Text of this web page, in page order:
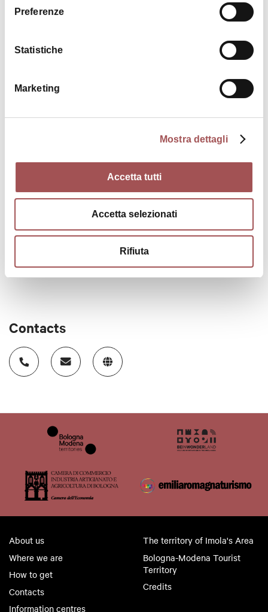
Preferenze
Statistiche
Marketing
Mostra dettagli
Accetta tutti
Accetta selezionati
Rifiuta
Details
CIN code
sterline 35,00
Cards accepted
Bancomat, Mastercard, Visa
Contacts
About us
Where we are
How to get
Contacts
Information centres
The territory of Imola's Area
Bologna-Modena Tourist
Territory
Credits